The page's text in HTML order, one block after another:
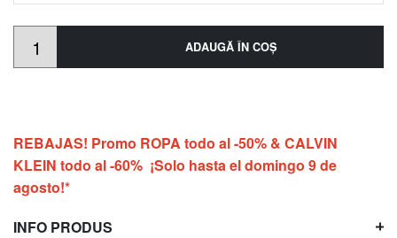
ADAUGĂ ÎN COŞ
REBAJAS! Promo ROPA todo al -50% & CALVIN
KLEIN todo al -60% ¡Solo hasta el domingo 9 de
agosto!*
INFO PRODUS